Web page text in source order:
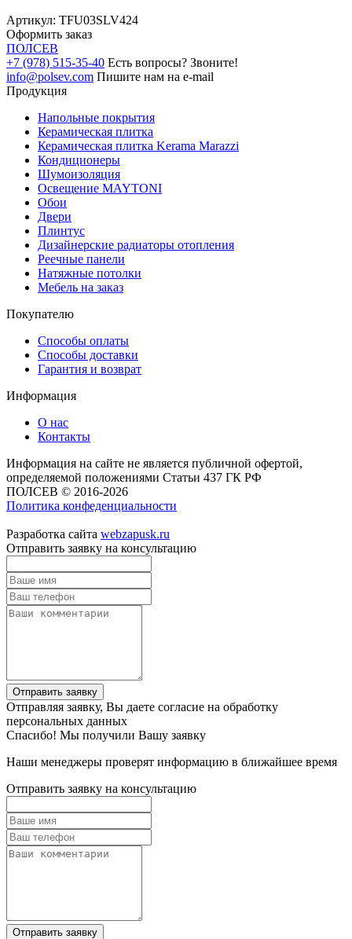
Артикул: TFU03SLV424
Оформить заказ
ПОЛСЕВ
+7 (978) 515-35-40 Есть вопросы? Звоните!
info@polsev.com Пишите нам на e-mail
Продукция
Напольные покрытия
Керамическая плитка
Керамическая плитка Kerama Marazzi
Кондиционеры
Шумоизоляция
Освещение MAYTONI
Обои
Двери
Плинтус
Дизайнерские радиаторы отопления
Реечные панели
Натяжные потолки
Мебель на заказ
Покупателю
Способы оплаты
Способы доставки
Гарантия и возврат
Информация
О нас
Контакты
Информация на сайте не является публичной офертой,
определяемой положениями Статьи 437 ГК РФ
ПОЛСЕВ © 2016-2026
Политика конфеденциальности
Разработка сайта webzapusk.ru
Отправить заявку на консультацию
Отправить заявку
Отправляя заявку, Вы даете согласие на обработку
персональных данных
Спасибо! Мы получили Вашу заявку
Наши менеджеры проверят информацию в ближайшее время
Отправить заявку на консультацию
Отправить заявку